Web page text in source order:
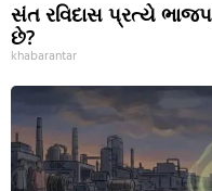
સંત રવિદાસ પ્રત્યે
છે?
khabarantar